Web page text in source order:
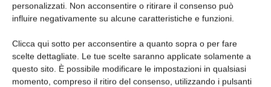
personalizzati. Non acconsentire o ritirare il consenso può
influire negativamente su alcune caratteristiche e funzioni.
Clicca qui sotto per acconsentire a quanto sopra o per fare
scelte dettagliate. Le tue scelte saranno applicate solamente a
questo sito. È possibile modificare le impostazioni in qualsiasi
momento, compreso il ritiro del consenso, utilizzando i pulsanti
Abbonati